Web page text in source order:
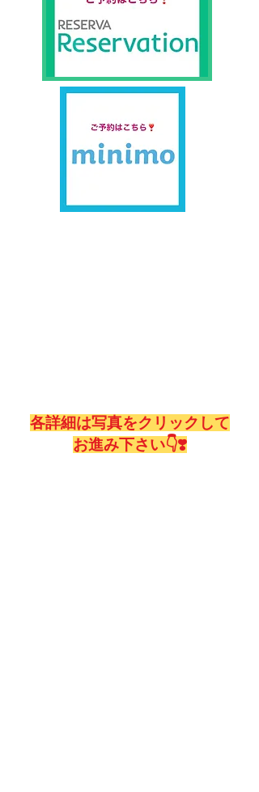
各詳細は写真をクリックして
お進み下さい👇❣️